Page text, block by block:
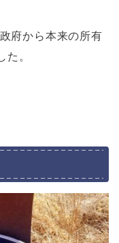
府から本来の所有
た。